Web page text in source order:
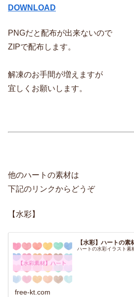
DOWNLOAD
PNGだと配布が出来ないので
ZIPで配布します。
解凍のお手間が増えますが
宜しくお願いします。
他のハートの素材は
下記のリンクからどうぞ
【水彩】
【水彩】ハートの素
ハートの水彩イラスト素
free-kt.com